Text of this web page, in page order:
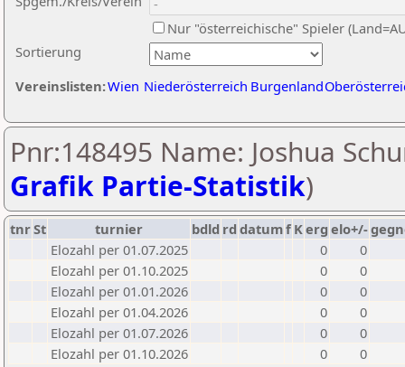
Sortierung
Nur "österreichische" Spieler
Vereinslisten:Wien Niederösterreich Burgenland
Pnr:148495 Name: Joshua
Grafik Partie-Statistik)
tnrSt turnier bdld rd datumf Kerg elo+/-
Elozahl per 01.07.2025
0
0
Elozahl per 01.10.2025
0
0
Elozahl per 01.01.2026
0
0
Elozahl per 01.04.2026
0
0
Elozahl per 01.07.2026
0
0
Elozahl per 01.10.2026
0 0